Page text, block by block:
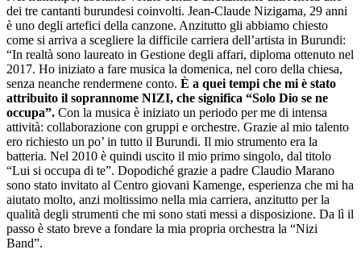
dei tre cantanti burundesi coinvolti. Jean-Claude Nizigama, 29 anni
è uno degli artefici della canzone. Anzitutto gli abbiamo chiesto
come si arriva a scegliere la difficile carriera dell’artista in Burundi:
“In realtà sono laureato in Gestione degli affari, diploma ottenuto nel
2017. Ho iniziato a fare musica la domenica, nel coro della chiesa,
senza neanche rendermene conto. È a quei tempi che mi è stato
attribuito il soprannome NIZI, che significa “Solo Dio se ne
occupa”. Con la musica è iniziato un periodo per me di intensa
attività: collaborazione con gruppi e orchestre. Grazie al mio talento
ero richiesto un po’ in tutto il Burundi. Il mio strumento era la
batteria. Nel 2010 è quindi uscito il mio primo singolo, dal titolo
“Lui si occupa di te”. Dopodiché grazie a padre Claudio Marano
sono stato invitato al Centro giovani Kamenge, esperienza che mi ha
aiutato molto, anzi moltissimo nella mia carriera, anzitutto per la
qualità degli strumenti che mi sono stati messi a disposizione. Da lì il
passo è stato breve a fondare la mia propria orchestra la “Nizi
Band”.